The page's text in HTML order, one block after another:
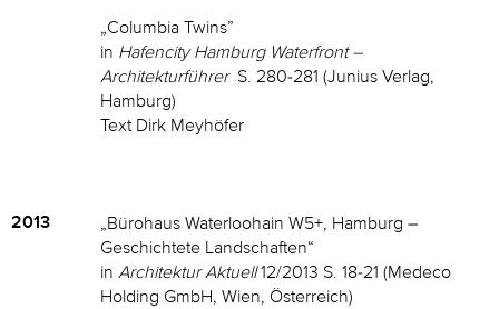
„Columbia Twins”
in Hafencity Hamburg Waterfront –
Architekturführer S. 280-281 (Junius Verlag,
Hamburg)
Text Dirk Meyhöfer
2013
„Bürohaus Waterloohain W5+, Hamburg –
Geschichtete Landschaften“
in Architektur Aktuell12/2013 S. 18-21 (Medeco
Holding GmbH, Wien, Österreich)